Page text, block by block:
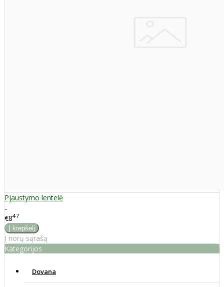
Pjaustymo lentelė
..
€847
Į norų sąrašą
Kategorijos
Dovana